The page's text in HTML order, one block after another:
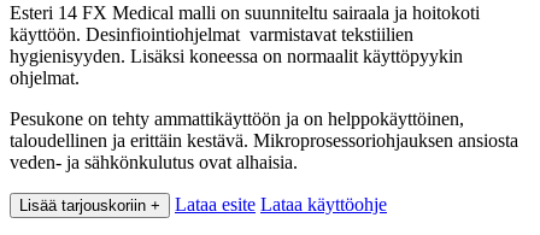
Esteri 14 FX Medical malli on suunniteltu sairaala ja hoitokoti
käyttöön. Desinfiointiohjelmat varmistavat tekstiilien
hygienisyyden. Lisäksi koneessa on normaalit käyttöpyykin
ohjelmat.
Pesukone on tehty ammattikäyttöön ja on helppokäyttöinen,
taloudellinen ja erittäin kestävä. Mikroprosessoriohjauksen ansiosta
veden- ja sähkönkulutus ovat alhaisia.
Lisää tarjouskoriin + Lataa esite Lataa käyttöohje